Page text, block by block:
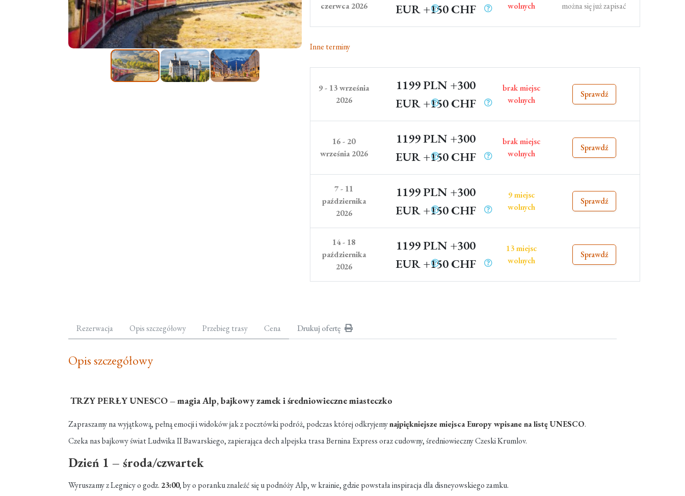
czerwca 2026
EUR+150 CHF
wolnych
można się już zapisać
Inne terminy
9 - 13 września
2026
1199 PLN +300
EUR+150 CHF
brak miejsc
wolnych
Sprawdź
16 - 20
września 2026
1199 PLN +300
EUR+150 CHF
brak miejsc
wolnych
Sprawdź
7 - 11
października
2026
1199 PLN +300
EUR+150 CHF
9 miejsc
wolnych
Sprawdź
14 - 18
października
2026
1199 PLN +300
EUR+150 CHF
13 miejsc
wolnych
Sprawdź
Rezerwacja Opis szczegółowy Przebieg trasy Cena Drukuj ofertę
Opis szczegółowy
TRZY PERŁY UNESCO – magia Alp, bajkowy zamek i średniowieczne miasteczko
Zapraszamy na wyjątkową, pełną emocji i widoków jak z pocztówki podróż, podczas której odkryjemynajpiękniejsze miejsca Europy wpisane na listę UNESCO.
Czeka nas bajkowy świat Ludwika II Bawarskiego, zapierająca dech alpejska trasa Bernina Express oraz cudowny, średniowieczny Czeski Krumlov.
Dzień 1 – środa/czwartek
Wyruszamy z Legnicy o godz. 23:00, by o poranku znaleźć się u podnóży Alp, w krainie, gdzie powstała inspiracja dla disneyowskiego zamku.